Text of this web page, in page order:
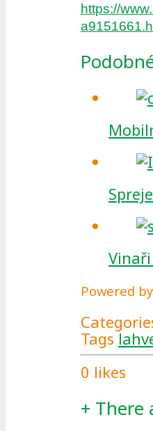
https://
Powered by
Tags
0 likes
+ There